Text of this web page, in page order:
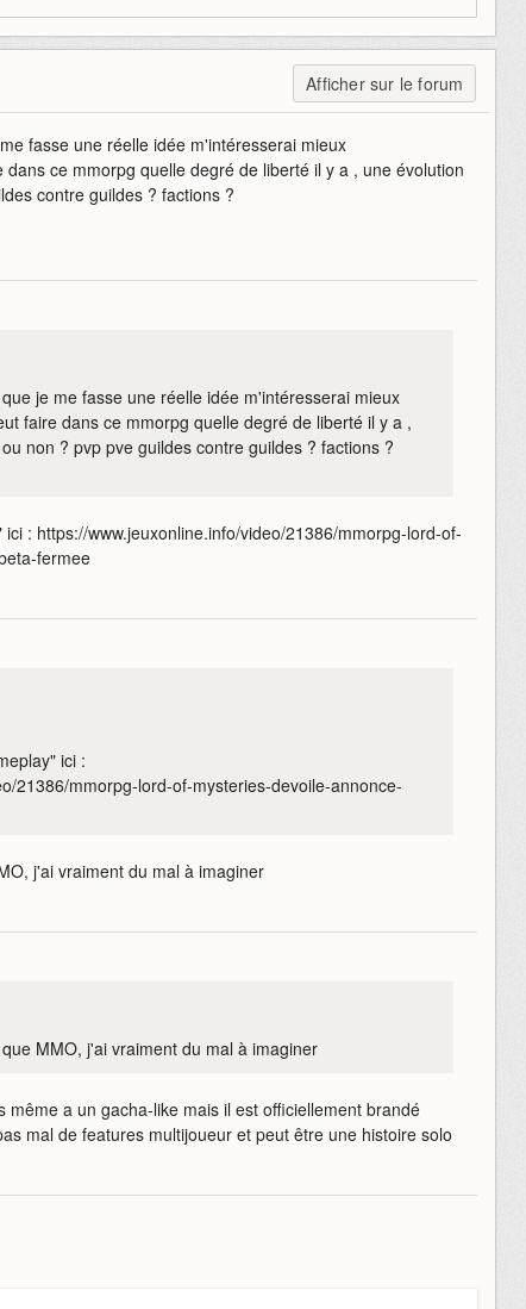
Afficher sur le forum
fasse une réelle idée m'intéresserai mieux
ce mmorpg quelle degré de liberté il y a , une évolution
contre guildes ? factions ?
je me fasse une réelle idée m'intéresserai mieux
faire dans ce mmorpg quelle degré de liberté il y a ,
non ? pvp pve guildes contre guildes ? factions ?
: https://www.jeuxonline.info/video/21386/mmorpg-lord-of-
fermee
ici :
21386/mmorpg-lord-of-mysteries-devoile-annonce-
j'ai vraiment du mal à imaginer
MMO, j'ai vraiment du mal à imaginer
a un gacha-like mais il est officiellement brandé
mal de features multijoueur et peut être une histoire solo